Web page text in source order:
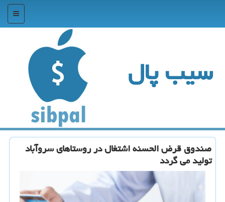
منو
سیب پال
صندوق قرض الحسنه اشتغال در روستاهای سروآباد
تولید می گردد